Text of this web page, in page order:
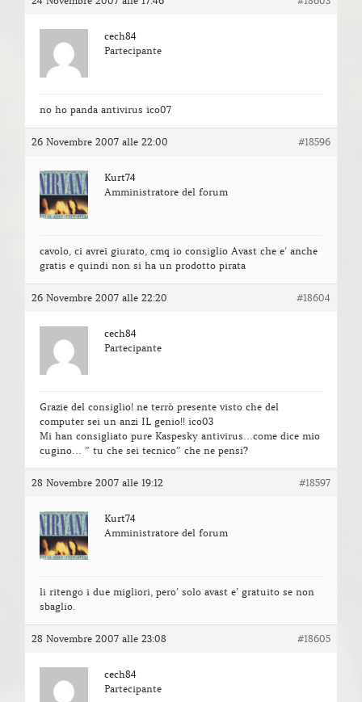
cech84
Partecipante
no ho panda antivirus ico07
26 Novembre 2007 alle 22:00 #18596
Kurt74
Amministratore del forum
cavolo, ci avrei giurato, cmq io consiglio Avast che e’ anche
gratis e quindi non si ha un prodotto pirata
26 Novembre 2007 alle 22:20 #18604
cech84
Partecipante
Grazie del consiglio! ne terrò presente visto che del
computer sei un anzi IL genio!! ico03
Mi han consigliato pure Kaspesky antivirus…come dice mio
cugino… ” tu che sei tecnico” che ne pensi?
28 Novembre 2007 alle 19:12 #18597
Kurt74
Amministratore del forum
li ritengo i due migliori, pero’ solo avast e’ gratuito se non
sbaglio.
28 Novembre 2007 alle 23:08 #18605
cech84
Partecipante